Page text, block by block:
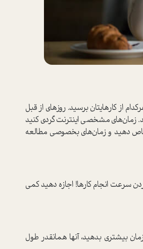
کارهایتان برسید. روزهای از قبل
زمان‌های مشخصی اینترنت گردی کنید
دهید و زمان‌های بخصوصی مطالعه
سرعت انجام کارها! اجازه دهید کمی
بیشتری بدهید، آنها همانقدر طول